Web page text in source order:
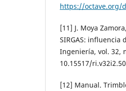
https://octave.org/
[11] J. Moya
SIRGAS: influencia
Ingeniería, vol. 32,
10.15517/
[12] Manual.